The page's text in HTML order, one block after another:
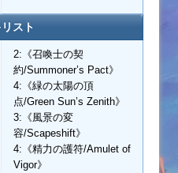
スト
2:《召喚士の契
約/Summoner’s Pact》
4:《緑の太陽の頂
点/Green Sun’s Zenith》
3:《風景の変
容/Scapeshift》
4:《精力の護符/Amulet of
Vigor》